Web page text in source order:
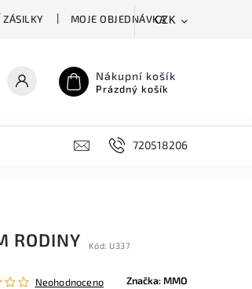
ZÁSILKY MOJE OBJEDNÁVKACZK
Nákupní košík
Prázdný košík
MOBILY DOPLŇKY720518206
RODINY Kód: U337
Neohodnoceno Značka:MMO